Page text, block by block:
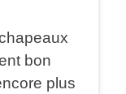
bon
plus